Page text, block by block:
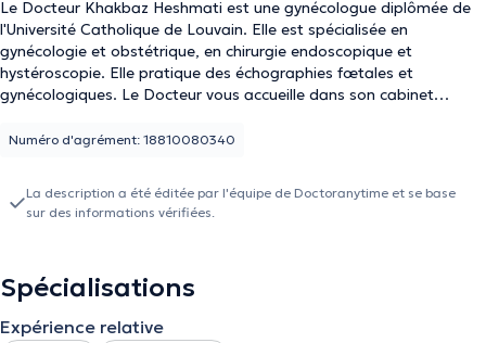
Le Docteur Khakbaz Heshmati est une gynécologue diplômée de
l'Université Catholique de Louvain. Elle est spécialisée en
gynécologie et obstétrique, en chirurgie endoscopique et
hystéroscopie. Elle pratique des échographies fœtales et
gynécologiques. Le Docteur vous accueille dans son cabinet
Numéro d'agrément: 18810080340
La description a été éditée par l'équipe de Doctoranytime et se base
sur des informations vérifiées.
Spécialisations
Expérience relative